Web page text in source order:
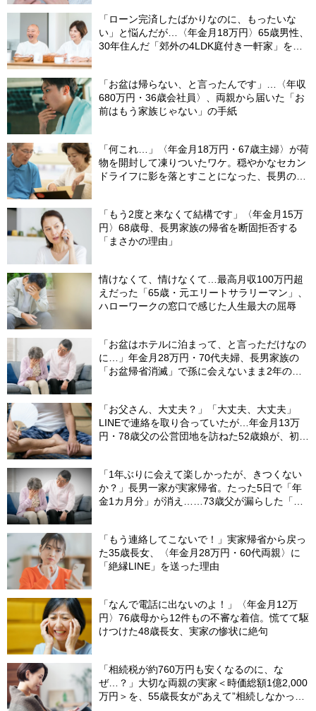
「ローン完済したばかりなのに、もったいな
い」と悩んだが…〈年金月18万円〉65歳男性、
30年住んだ「郊外の4LDK庭付き一軒家」を手
「お盆は帰らない、と言ったんです」…〈年収
680万円・36歳会社員〉、両親から届いた「お
前はもう家族じゃない」の手紙
「何これ…」〈年金月18万円・67歳主婦〉が荷
物を開封して凍りついたワケ。穏やかなセカン
ドライフに影を落とすことになった、長男の嫁
「もう2度と来なくて結構です」〈年金月15万
円〉68歳母、長男家族の帰省を断固拒否する
「まさかの理由」
情けなくて、情けなくて…最高月収100万円超
えだった「65歳・元エリートサラリーマン」、
ハローワークの窓口で感じた人生最大の屈辱
「お盆はホテルに泊まって、と言っただけなの
に…」年金月28万円・70代夫婦、長男家族の
「お盆帰省消滅」で孫に会えないまま2年の歳
「お父さん、大丈夫？」「大丈夫、大丈夫」
LINEで連絡を取り合っていたが…年金月13万
円・78歳父の公営団地を訪ねた52歳娘が、初め
「1年ぶりに会えて楽しかったが、きつくない
か？」長男一家が実家帰省。たった5日で「年
金1カ月分」が消え……73歳父が漏らした「本
「もう連絡してこないで！」実家帰省から戻っ
た35歳長女、〈年金月28万円・60代両親〉に
「絶縁LINE」を送った理由
「なんで電話に出ないのよ！」〈年金月12万
円〉76歳母から12件もの不審な着信。慌てて駆
けつけた48歳長女、実家の惨状に絶句
「相続税が約760万円も安くなるのに、な
ぜ…？」大切な両親の実家＜時価総額1億2,000
万円＞を、55歳長女が"あえて”相続しなかった